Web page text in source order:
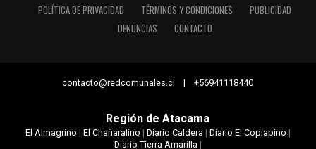
POLÍTICA DE PRIVACIDAD
TÉRMINOS Y CONDICIONES
PUBLICIDAD
DENUNCIAS
CONTACTO
contacto@redcomunales.cl | +56941118440
Región de Atacama
El Almagrino | El Chañaralino | Diario Caldera| Diario El Copiapino |
Diario Tierra Amarilla|